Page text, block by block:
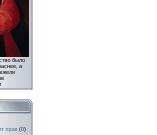
было
а
прав (0)